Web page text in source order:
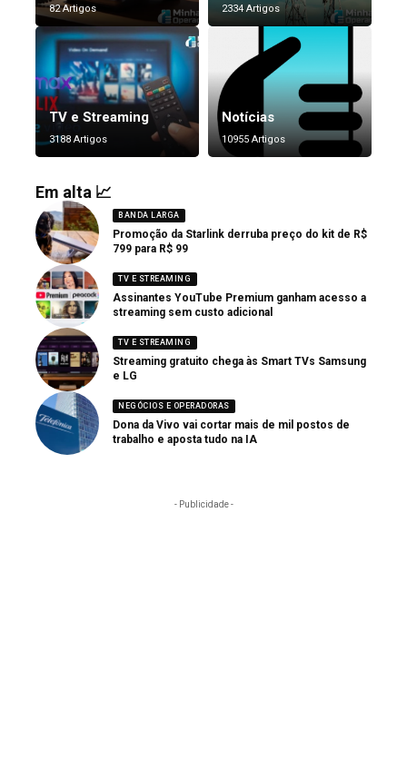
82 Artigos 2334 Artigos
TV e Streaming
3188 Artigos
Notícias
10955 Artigos
Em alta 📈
BANDA LARGA
Promoção da Starlink derruba preço do kit de R$
799 para R$ 99
TV E STREAMING
Assinantes YouTube Premium ganham acesso a
streaming sem custo adicional
TV E STREAMING
Streaming gratuito chega às Smart TVs Samsung
e LG
NEGÓCIOS E OPERADORAS
Dona da Vivo vai cortar mais de mil postos de
trabalho e aposta tudo na IA
- Publicidade -